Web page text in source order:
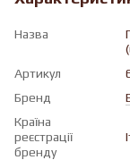
Назва
Артикул
Бренд
Країна
реєстрації
бренду